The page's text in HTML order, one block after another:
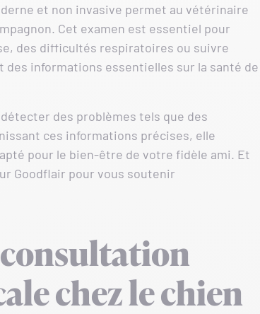
et non invasive permet au vétérinaire
Cet examen est essentiel pour
des difficultés respiratoires ou suivre
des informations essentielles sur la santé de
des problèmes tels que des
ces informations précises, elle
pour le bien-être de votre fidèle ami. Et
Goodflair pour vous soutenir
consultation
chez le chien